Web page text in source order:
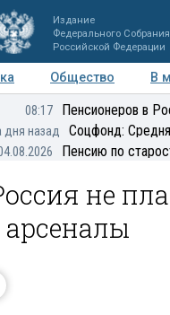
Издание
Федерального Собрания
Российской Федерации
Общество В
Мнения Регионы
08:17 Пенсионеров в
дня назад Соцфонд:
Пенсию по
не